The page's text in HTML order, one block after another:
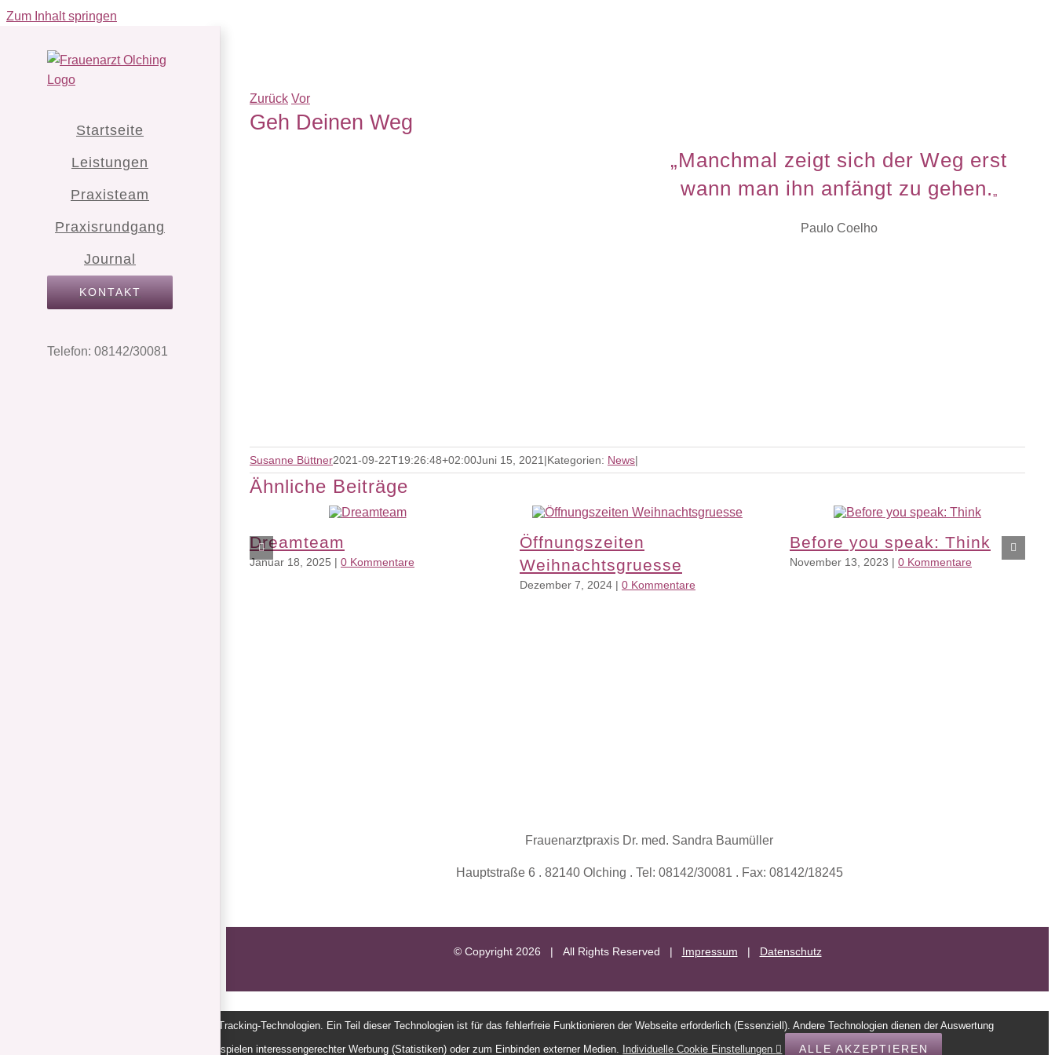
Zum Inhalt springen
Startseite
Leistungen
Praxisteam
Praxisrundgang
Journal
KONTAKT
Telefon: 08142/30081
Zurück Vor
Geh Deinen Weg
„Manchmal zeigt sich der Weg erst
wann man ihn anfängt zu gehen.„
Paulo Coelho
Susanne Büttner2021-09-22T19:26:48+02:00Juni 15, 2021 |Kategorien: News|
Ähnliche Beiträge
Dreamteam
Januar 18, 2025 | 0 Kommentare
Öffnungszeiten
Weihnachtsgruesse
Dezember 7, 2024 | 0 Kommentare
Before you speak: Think
November 13, 2023 | 0 Kommentare
Frauenarztpraxis Dr. med. Sandra Baumüller
Hauptstraße 6 . 82140 Olching . Tel: 08142/30081 . Fax: 08142/18245
© Copyright 2026 | All Rights Reserved | Impressum | Datenschutz
Diese Webseite nutzt Cookies und Tracking-Technologien. Ein Teil dieser Technologien ist für das fehlerfreie Funktionieren der Webseite erforderlich (Essenziell). Andere Technologien dienen der Auswertung
des Nutzerverhaltens oder dem Ausspielen interessengerechter Werbung (Statistiken) oder zum Einbinden externer Medien.
Individuelle Cookie Einstellungen ALLE AKZEPTIEREN